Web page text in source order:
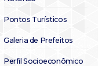
Pontos Turísticos
Galeria de Prefeitos
Perfil Socioeconômico